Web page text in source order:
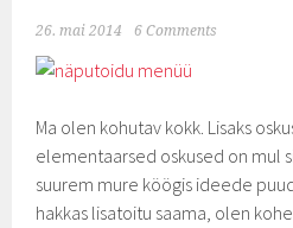
26. mai 2014 6 Comments
Ma olen kohutav kokk. Lisaks
elementaarsed oskused on mul
suurem mure köögis ideede
hakkas lisatoitu saama, olen